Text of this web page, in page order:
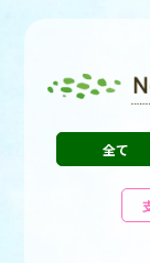
全て